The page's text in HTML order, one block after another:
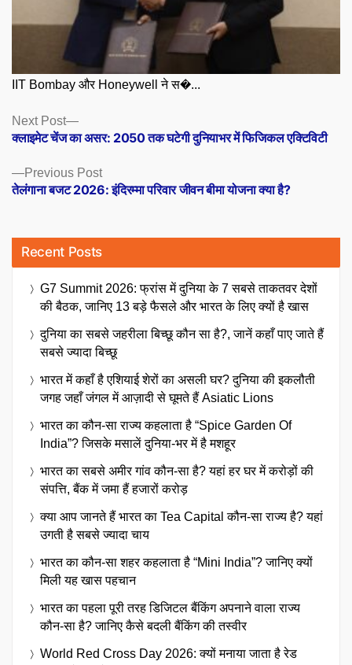
IIT Bombay और Honeywell ने स�...
Posts
navigation
Previous PostPrevious
post:
तेलंगाना बजट 2026: इंदिरम्मा परिवार जीवन बीमा योजना क्या है?
Next Post
Next
post:
क्लाइमेट चेंज का असर: 2050 तक घटेगी दुनियाभर में फिजिकल एक्टिविटी
Recent Posts
G7 Summit 2026: फ्रांस में दुनिया के 7 सबसे ताकतवर देशों
की बैठक, जानिए 13 बड़े फैसले और भारत के लिए क्यों है खास
दुनिया का सबसे जहरीला बिच्छू कौन सा है?, जानें कहाँ पाए जाते हैं
सबसे ज्यादा बिच्छू
भारत में कहाँ है एशियाई शेरों का असली घर? दुनिया की इकलौती
जगह जहाँ जंगल में आज़ादी से घूमते हैं Asiatic Lions
भारत का कौन-सा राज्य कहलाता है “Spice Garden Of
India”? जिसके मसालें दुनिया-भर में है मशहूर
भारत का सबसे अमीर गांव कौन-सा है? यहां हर घर में करोड़ों की
संपत्ति, बैंक में जमा हैं हजारों करोड़
क्या आप जानते हैं भारत का Tea Capital कौन-सा राज्य है? यहां
उगती है सबसे ज्यादा चाय
भारत का कौन-सा शहर कहलाता है “Mini India”? जानिए क्यों
मिली यह खास पहचान
भारत का पहला पूरी तरह डिजिटल बैंकिंग अपनाने वाला राज्य
कौन-सा है? जानिए कैसे बदली बैंकिंग की तस्वीर
World Red Cross Day 2026: क्यों मनाया जाता है रेड